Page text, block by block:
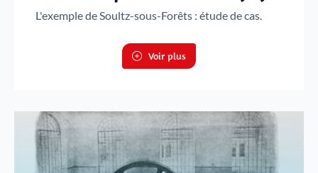
L'exemple de Soultz-sous-Forêts : étude de cas.
Voir plus